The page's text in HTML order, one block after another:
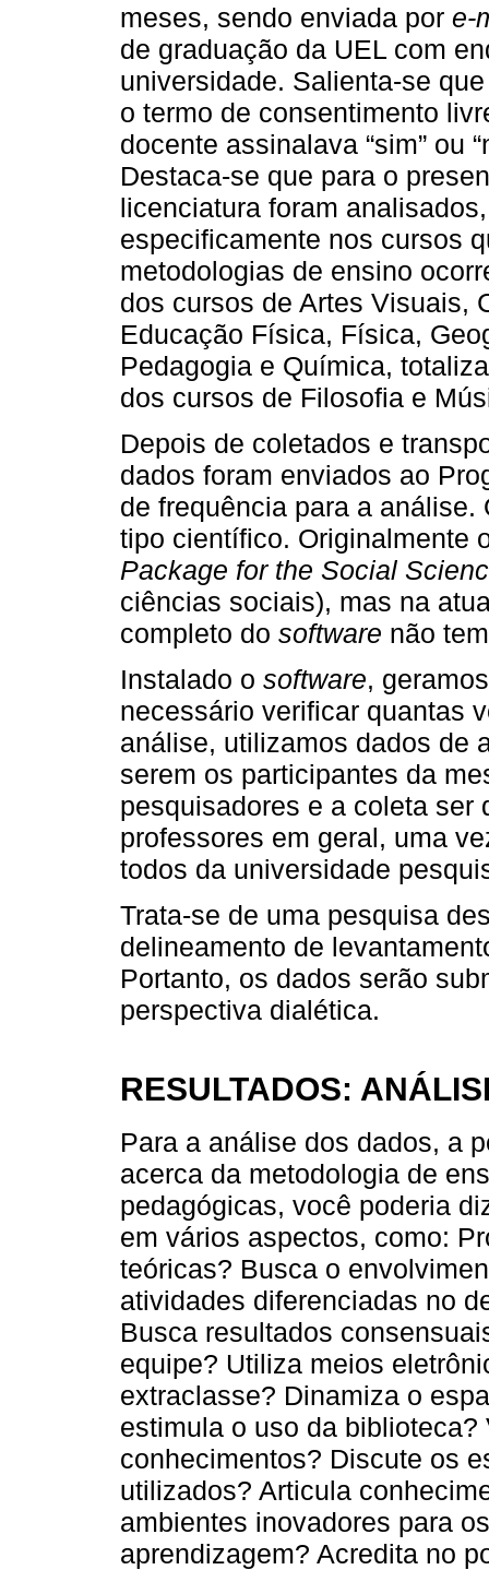
meses, sendo enviada por e-
de graduação da UEL com
universidade. Salienta-se
o termo de consentimento
docente assinalava “sim” ou
Destaca-se que para o
licenciatura foram
especificamente nos cursos
metodologias de ensino
dos cursos de Artes Visuais,
Educação Física, Física,
Pedagogia e Química,
dos cursos de Filosofia e
Depois de coletados e
dados foram enviados ao
de frequência para a
tipo científico. Originalmente
Package for the Social
ciências sociais), mas na
completo do software não
Instalado o software,
necessário verificar quantas
análise, utilizamos dados de
serem os participantes da
pesquisadores e a coleta ser
professores em geral, uma
todos da universidade
Trata-se de uma pesquisa
delineamento de
Portanto, os dados serão
perspectiva dialética.
RESULTADOS:
Para a análise dos dados, a
acerca da metodologia de
pedagógicas, você poderia
em vários aspectos, como:
teóricas? Busca o
atividades diferenciadas no
Busca resultados
equipe? Utiliza meios
extraclasse? Dinamiza o
estimula o uso da
conhecimentos? Discute os
utilizados? Articula
ambientes inovadores para
aprendizagem? Acredita no